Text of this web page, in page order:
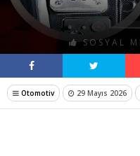
SOSYAL
Otomotiv 29 Mayıs 2026